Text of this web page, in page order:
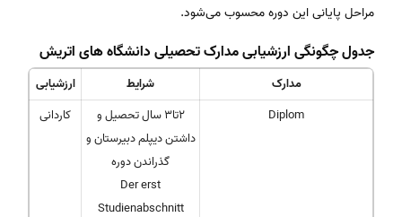
مراحل‌ پایانی‌ این‌ دوره‌ محسوب‌ می‌شود.
جدول چگونگی ارزشیابی مدارک تحصیلی دانشگاه های اتریش
مدارک شرایط
ارزشیابی
Diplom
۲تا۳ سال تحصیل و
داشتن دیپلم دبیرستان و
گذراندن دوره
Der erst
Studienabschnitt
کاردانی